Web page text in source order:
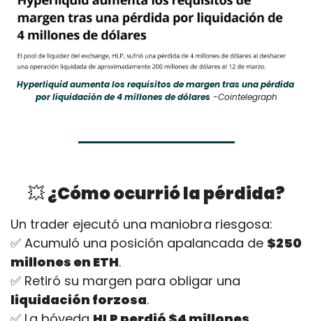
Hyperliquid aumenta los requisitos de margen tras una pérdida
por liquidación de 4 millones de dólares -Cointelegraph
💥 ¿Cómo ocurrió la pérdida?
Un trader ejecutó una maniobra riesgosa:
✅ Acumuló una posición apalancada de $250
millones en ETH.
✅
liquidación forzosa.